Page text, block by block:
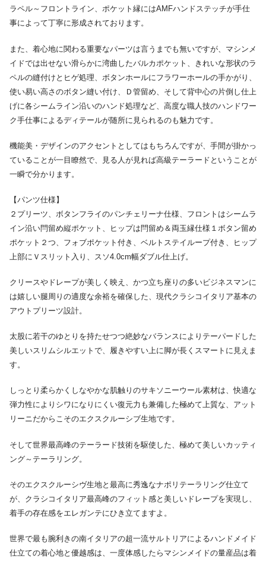
ラペル～フロントライン、ポケット縁にはAMFハンドステッチが手仕
事によって丁寧に形成されております。
また、着心地に関わる重要なパーツは言うまでも無いですが、マシンメ
イドでは出せない滑らかに湾曲したバルカポケット、きれいな形状のラ
ペルの縫付けとヒゲ処理、ボタンホールにフラワーホールの手かがり、
使い易い高さのボタン縫い付け、Ｄ管留め、そして背中心の片倒し仕上
げに各シームライン沿いのハンド処理など、高度な職人技のハンドワー
ク手仕事によるディテールが随所に見られるのも魅力です。
機能美・デザインのアクセントとしてはもちろんですが、手間が掛かっ
ていることが一目瞭然で、見る人が見れば高級テーラードということが
一瞬で分かります。
【パンツ仕様】
２プリーツ、ボタンフライのパンチェリーナ仕様、フロントはシームラ
イン沿い閂留め縦ポケット、ヒップは閂留め＆両玉縁仕様１ボタン留め
ポケット２つ、フォブポケット付き、ベルトステイループ付き、ヒップ
上部にＶスリット入り、スソ4.0cm幅ダブル仕上げ。
クリースやドレープが美しく映え、かつ立ち座りの多いビジネスマンに
は嬉しい腿周りの適度な余裕を確保した、現代クラシコイタリア基本の
アウトプリーツ設計。
太股に若干のゆとりを持たせつつ絶妙なバランスによりテーパードした
美しいスリムシルエットで、履きやすい上に脚が長くスマートに見えま
す。
しっとり柔らかくしなやかな肌触りのサキソニーウール素材は、快適な
弾力性によりシワになりにくい復元力も兼備した極めて上質な、アット
リーニだからこそのエクスクルーシブ生地です。
そして世界最高峰のテーラード技術を駆使した、極めて美しいカッティ
ング～テーラリング。
そのエクスクルーシヴ生地と最高に秀逸なナポリテーラリング仕立て
が、クラシコイタリア最高峰のフィット感と美しいドレープを実現し、
着手の存在感をエレガンテにひき立てますよ。
世界で最も腕利きの南イタリアの超一流サルトリアによるハンドメイド
仕立ての着心地と優越感は、一度体感したらマシンメイドの量産品は着